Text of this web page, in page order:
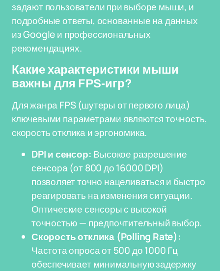
задают пользователи при выборе мыши, и
подробные ответы, основанные на данных
из Google и профессиональных
рекомендациях.
Какие характеристики мыши
важны для FPS-игр?
Для жанра FPS (шутеры от первого лица)
ключевыми параметрами являются точность,
скорость отклика и эргономика.
DPI и сенсор: Высокое разрешение
сенсора (от 800 до 16000 DPI)
позволяет точно нацеливаться и быстро
реагировать на изменения ситуации.
Оптические сенсоры с высокой
точностью — предпочтительный выбор.
Скорость отклика (Polling Rate):
Частота опроса от 500 до 1000 Гц
обеспечивает минимальную задержку